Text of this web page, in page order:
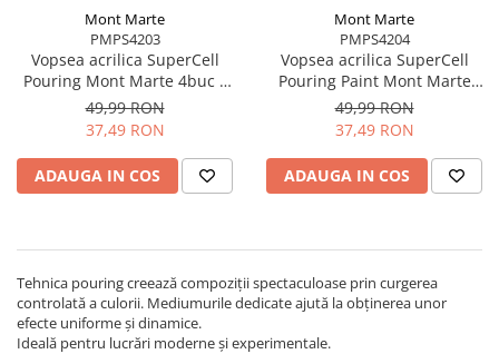
Mont Marte
PMPS4203
Vopsea acrilica SuperCell
Pouring Mont Marte 4buc x
60ml - Coral Reef
49,99 RON
37,49 RON
ADAUGA IN COS
Mont Marte
PMPS4204
Vopsea acrilica SuperCell
Pouring Paint Mont Marte
4buc x60ml - Tropical Ocean
49,99 RON
37,49 RON
ADAUGA IN COS
Tehnica pouring creează compoziții spectaculoase prin curgerea
controlată a culorii. Mediumurile dedicate ajută la obținerea unor
efecte uniforme și dinamice.
Ideală pentru lucrări moderne și experimentale.